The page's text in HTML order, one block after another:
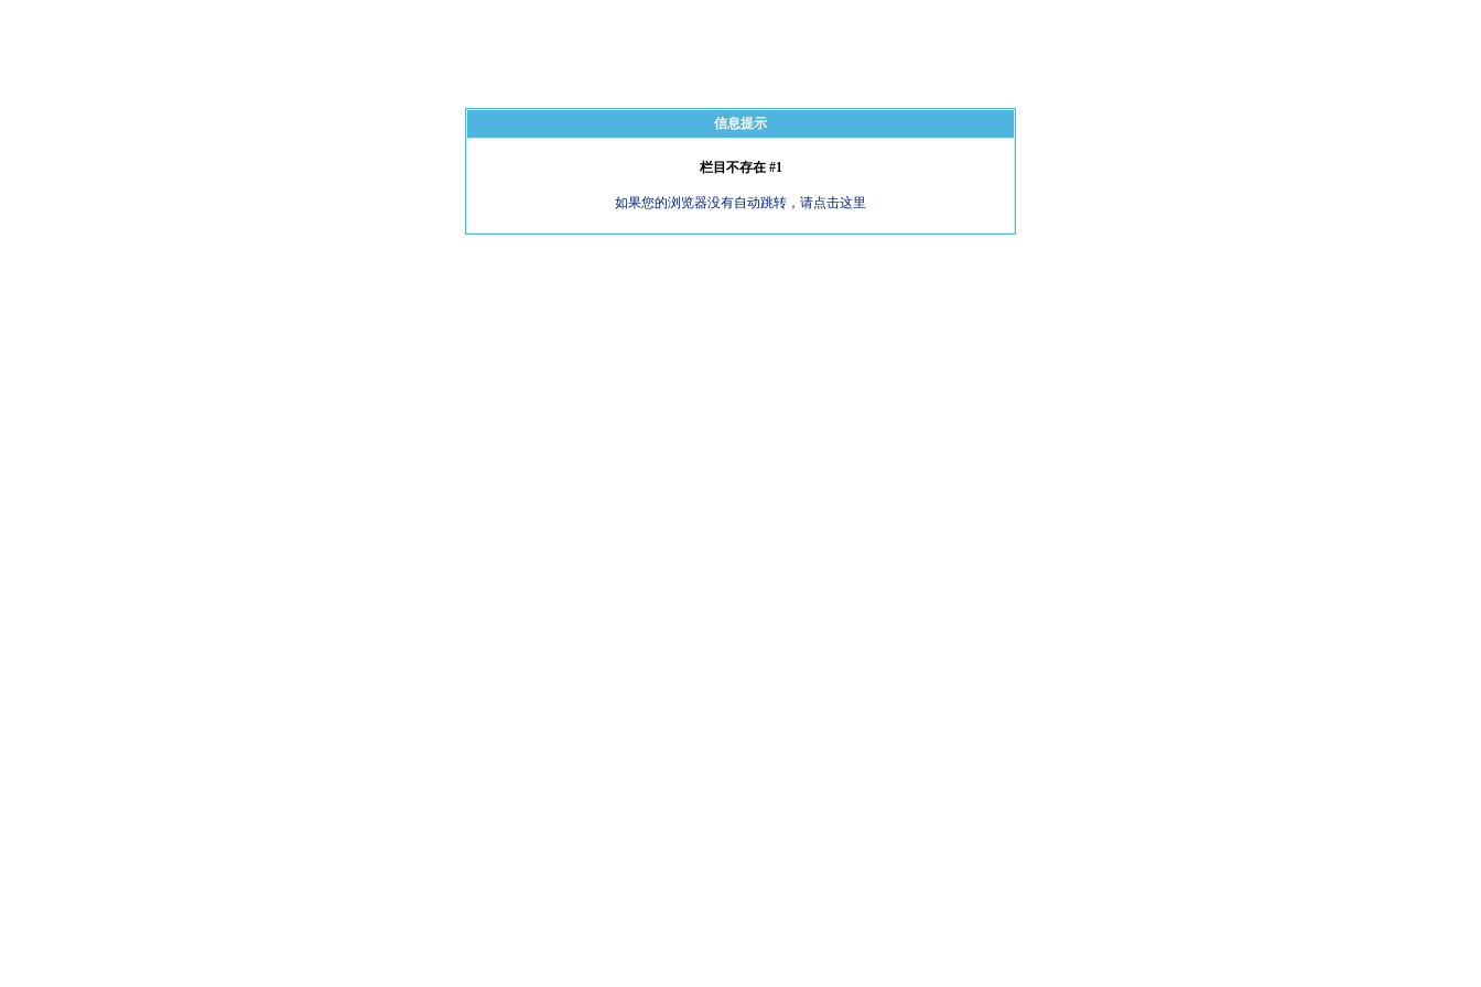
信息提示
栏目不存在 #1
如果您的浏览器没有自动跳转，请点击这里